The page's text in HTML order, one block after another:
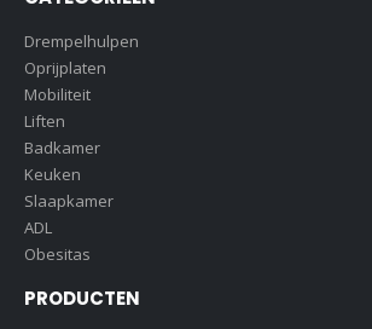
Drempelhulpen
Oprijplaten
Mobiliteit
Liften
Badkamer
Keuken
Slaapkamer
ADL
Obesitas
PRODUCTEN